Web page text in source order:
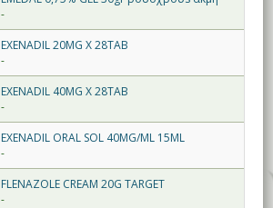
-
EXENADIL 20MG X 28TAB
-
EXENADIL 40MG X 28TAB
-
EXENADIL ORAL SOL 40MG/ML 15ML
-
FLENAZOLE CREAM 20G TARGET
-